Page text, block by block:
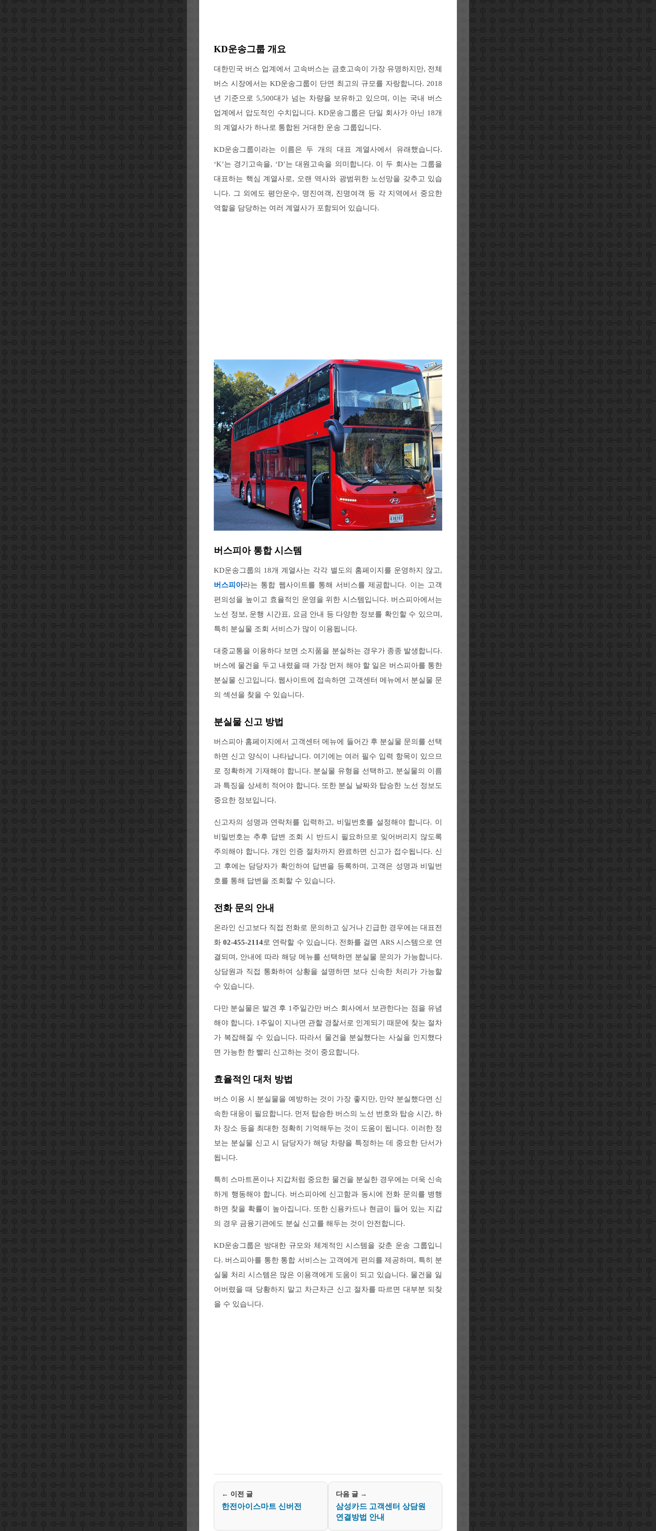
KD운송그룹 개요
대한민국 버스 업계에서 고속버스는 금호고속이 가장 유명하지만, 전체
버스 시장에서는 KD운송그룹이 단연 최고의 규모를 자랑합니다. 2018
년 기준으로 5,500대가 넘는 차량을 보유하고 있으며, 이는 국내 버스
업계에서 압도적인 수치입니다. KD운송그룹은 단일 회사가 아닌 18개
의 계열사가 하나로 통합된 거대한 운송 그룹입니다.
KD운송그룹이라는 이름은 두 개의 대표 계열사에서 유래했습니다.
‘K’는 경기고속을, ‘D’는 대원고속을 의미합니다. 이 두 회사는 그룹을
대표하는 핵심 계열사로, 오랜 역사와 광범위한 노선망을 갖추고 있습
니다. 그 외에도 평안운수, 명진여객, 진명여객 등 각 지역에서 중요한
역할을 담당하는 여러 계열사가 포함되어 있습니다.
버스피아 통합 시스템
KD운송그룹의 18개 계열사는 각각 별도의 홈페이지를 운영하지 않고,
버스피아라는 통합 웹사이트를 통해 서비스를 제공합니다. 이는 고객
편의성을 높이고 효율적인 운영을 위한 시스템입니다. 버스피아에서는
노선 정보, 운행 시간표, 요금 안내 등 다양한 정보를 확인할 수 있으며,
특히 분실물 조회 서비스가 많이 이용됩니다.
대중교통을 이용하다 보면 소지품을 분실하는 경우가 종종 발생합니다.
버스에 물건을 두고 내렸을 때 가장 먼저 해야 할 일은 버스피아를 통한
분실물 신고입니다. 웹사이트에 접속하면 고객센터 메뉴에서 분실물 문
의 섹션을 찾을 수 있습니다.
분실물 신고 방법
버스피아 홈페이지에서 고객센터 메뉴에 들어간 후 분실물 문의를 선택
하면 신고 양식이 나타납니다. 여기에는 여러 필수 입력 항목이 있으므
로 정확하게 기재해야 합니다. 분실물 유형을 선택하고, 분실물의 이름
과 특징을 상세히 적어야 합니다. 또한 분실 날짜와 탑승한 노선 정보도
중요한 정보입니다.
신고자의 성명과 연락처를 입력하고, 비밀번호를 설정해야 합니다. 이
비밀번호는 추후 답변 조회 시 반드시 필요하므로 잊어버리지 않도록
주의해야 합니다. 개인 인증 절차까지 완료하면 신고가 접수됩니다. 신
고 후에는 담당자가 확인하여 답변을 등록하며, 고객은 성명과 비밀번
호를 통해 답변을 조회할 수 있습니다.
전화 문의 안내
온라인 신고보다 직접 전화로 문의하고 싶거나 긴급한 경우에는 대표전
화02-455-2114로 연락할 수 있습니다. 전화를 걸면 ARS 시스템으로 연
결되며, 안내에 따라 해당 메뉴를 선택하면 분실물 문의가 가능합니다.
상담원과 직접 통화하여 상황을 설명하면 보다 신속한 처리가 가능할
수 있습니다.
다만 분실물은 발견 후 1주일간만 버스 회사에서 보관한다는 점을 유념
해야 합니다. 1주일이 지나면 관할 경찰서로 인계되기 때문에 찾는 절차
가 복잡해질 수 있습니다. 따라서 물건을 분실했다는 사실을 인지했다
면 가능한 한 빨리 신고하는 것이 중요합니다.
효율적인 대처 방법
버스 이용 시 분실물을 예방하는 것이 가장 좋지만, 만약 분실했다면 신
속한 대응이 필요합니다. 먼저 탑승한 버스의 노선 번호와 탑승 시간, 하
차 장소 등을 최대한 정확히 기억해두는 것이 도움이 됩니다. 이러한 정
보는 분실물 신고 시 담당자가 해당 차량을 특정하는 데 중요한 단서가
됩니다.
특히 스마트폰이나 지갑처럼 중요한 물건을 분실한 경우에는 더욱 신속
하게 행동해야 합니다. 버스피아에 신고함과 동시에 전화 문의를 병행
하면 찾을 확률이 높아집니다. 또한 신용카드나 현금이 들어 있는 지갑
의 경우 금융기관에도 분실 신고를 해두는 것이 안전합니다.
KD운송그룹은 방대한 규모와 체계적인 시스템을 갖춘 운송 그룹입니
다. 버스피아를 통한 통합 서비스는 고객에게 편의를 제공하며, 특히 분
실물 처리 시스템은 많은 이용객에게 도움이 되고 있습니다. 물건을 잃
어버렸을 때 당황하지 말고 차근차근 신고 절차를 따르면 대부분 되찾
을 수 있습니다.
← 이전 글
한전아이스마트 신버전
다음 글 →
삼성카드 고객센터 상담원
연결방법 안내